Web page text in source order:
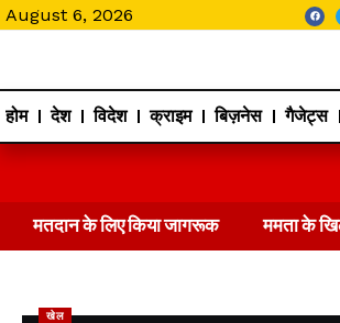
August 6, 2026
होम देश विदेश क्राइम बिज़नेस गैजेट्स
मतदान के लिए किया जागरूक ममता के
खेल